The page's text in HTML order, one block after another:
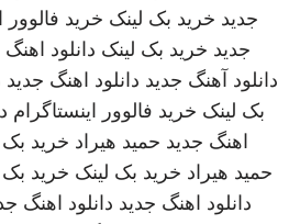
جدید خرید بک لینک خرید فالوور
جدید خرید بک لینک دانلود
دانلود آهنگ جدید دانلود اهنگ جدید
بک لینک خرید فالوور اینستاگرام
اهنگ جدید حمید هیراد خرید بک
حمید هیراد خرید بک لینک خرید بک
دانلود اهنگ جدید دانلود اهنگ